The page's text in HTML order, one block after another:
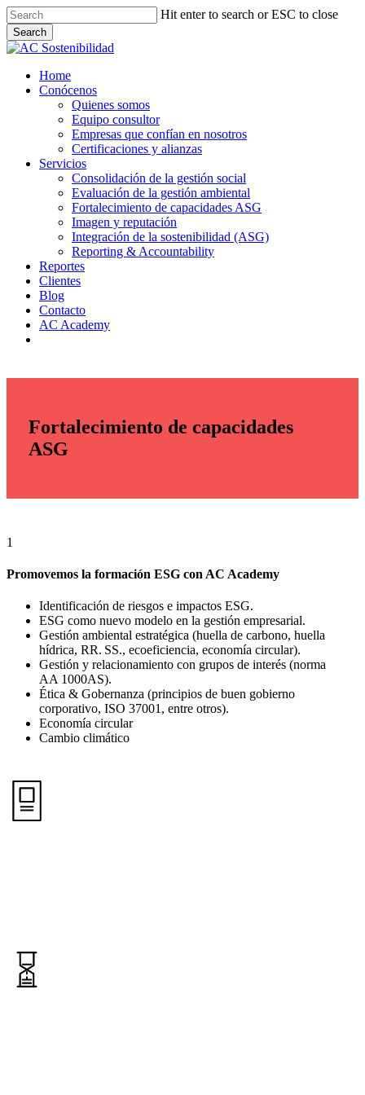
Skip
to
main
content
Hit enter to search or ESC to close
Search
Close
Menu
Home
Conócenos
Quienes somos
Equipo consultor
Empresas que confían en nosotros
Certificaciones y alianzas
Servicios
Consolidación de la gestión social
Evaluación de la gestión ambiental
Fortalecimiento de capacidades ASG
Imagen y reputación
Integración de la sostenibilidad (ASG)
Reporting & Accountability
Reportes
Clientes
Blog
Contacto
AC Academy
Fortalecimiento de capacidades
ASG
1
Promovemos la formación ESG con AC Academy
Identificación de riesgos e impactos ESG.
ESG como nuevo modelo en la gestión empresarial.
Gestión ambiental estratégica (huella de carbono, huella
hídrica, RR. SS., ecoeficiencia, economía circular).
Gestión y relacionamiento con grupos de interés (norma
AA 1000AS).
Ética & Gobernanza (principios de buen gobierno
corporativo, ISO 37001, entre otros).
Economía circular
Cambio climático